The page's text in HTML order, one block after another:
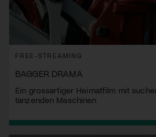
FREE-STREAMING
BAGGER DRAMA
Ein grossartiger Heimatfilm mit
tanzenden Maschinen